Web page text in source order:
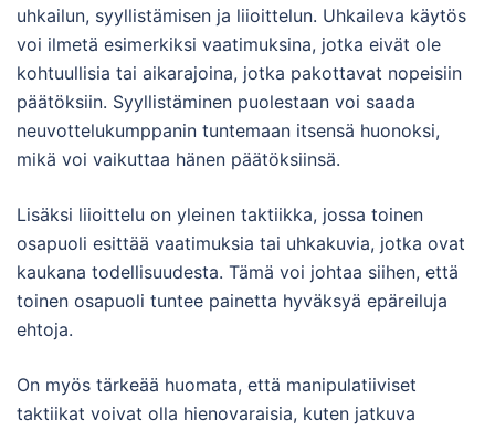
uhkailun, syyllistämisen ja liioittelun. Uhkaileva käytös
voi ilmetä esimerkiksi vaatimuksina, jotka eivät ole
kohtuullisia tai aikarajoina, jotka pakottavat nopeisiin
päätöksiin. Syyllistäminen puolestaan voi saada
neuvottelukumppanin tuntemaan itsensä huonoksi,
mikä voi vaikuttaa hänen päätöksiinsä.
Lisäksi liioittelu on yleinen taktiikka, jossa toinen
osapuoli esittää vaatimuksia tai uhkakuvia, jotka ovat
kaukana todellisuudesta. Tämä voi johtaa siihen, että
toinen osapuoli tuntee painetta hyväksyä epäreiluja
ehtoja.
On myös tärkeää huomata, että manipulatiiviset
taktiikat voivat olla hienovaraisia, kuten jatkuva